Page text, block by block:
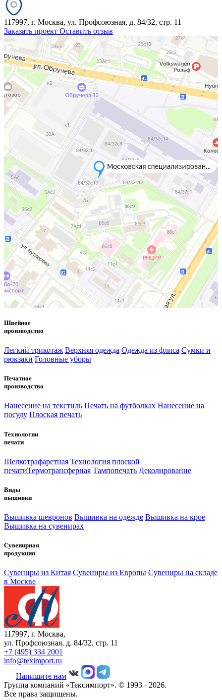
117997, г. Москва, ул. Профсоюзная, д. 84/32, стр. 11
Заказать проект Оставить отзыв
Швейное
производство
Легкий трикотаж Верхняя одежда Одежда из флиса Сумки и
рюкзаки Головные уборы
Печатное
производство
Нанесение на текстиль Печать на футболках Нанесение на
посуду Плоская печать
Технологии
печати
Шелкотрафаретная Технология плоской
печатиТермотрансферная Тампопечать Деколирование
Виды
вышивки
Вышивка шевронов Вышивка на одежде Вышивка на крое
Вышивка на сувенирах
Сувенирная
продукция
Сувениры из Китая Сувениры из Европы Сувениры на складе
в Москве
117997, г. Москва,
ул. Профсоюзная, д. 84/32, стр. 11
+7 (495) 334 2001
info@teximport.ru
Напишите нам
Группа компаний «Тексимпорт». © 1993 - 2026.
Все права защищены.